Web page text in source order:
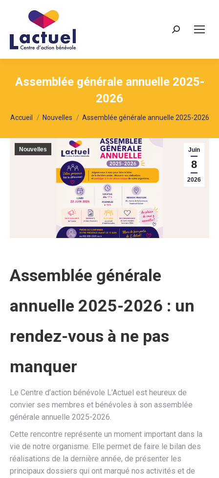
Recherche
Assemblée générale annuelle 2025-
2026
Vous êtes ici :
Accueil Nouvelles Assemblée générale annuelle 2025-2026
Juin
8
2026
Nouvelles
Assemblée générale
annuelle 2025-2026 : un
rendez-vous à ne pas
manquer
Le Centre d’action bénévole L’Actuel est heureux de
convier ses membres et bénévoles à son assemblée
générale annuelle 2025-2026.
Cette rencontre représente un moment important dans la
vie de notre organisme. Elle permet de faire le bilan des
réalisations de la dernière année, de présenter les
principaux dossiers qui ont marqué nos activités et de